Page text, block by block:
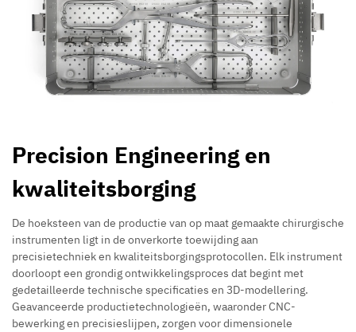
Precision Engineering en
kwaliteitsborging
De hoeksteen van de productie van op maat gemaakte chirurgische
instrumenten ligt in de onverkorte toewijding aan
precisietechniek en kwaliteitsborgingsprotocollen. Elk instrument
doorloopt een grondig ontwikkelingsproces dat begint met
gedetailleerde technische specificaties en 3D-modellering.
Geavanceerde productietechnologieën, waaronder CNC-
bewerking en precisieslijpen, zorgen voor dimensionele